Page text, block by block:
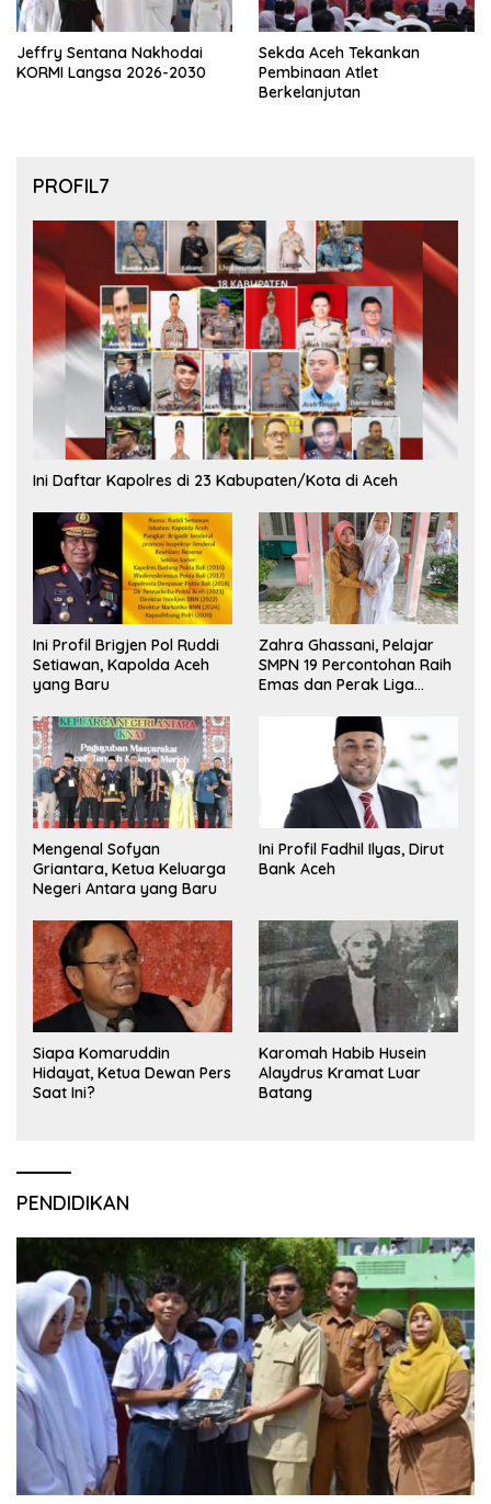
Jeffry Sentana Nakhodai
KORMI Langsa 2026-2030
Sekda Aceh Tekankan
Pembinaan Atlet
Berkelanjutan
PROFIL7
Ini Daftar Kapolres di 23 Kabupaten/Kota di Aceh
Ini Profil Brigjen Pol Ruddi
Setiawan, Kapolda Aceh
yang Baru
Zahra Ghassani, Pelajar
SMPN 19 Percontohan Raih
Emas dan Perak Liga
Mengenal Sofyan
Griantara, Ketua Keluarga
Negeri Antara yang Baru
Ini Profil Fadhil Ilyas, Dirut
Bank Aceh
Siapa Komaruddin
Hidayat, Ketua Dewan Pers
Saat Ini?
Karomah Habib Husein
Alaydrus Kramat Luar
Batang
PENDIDIKAN